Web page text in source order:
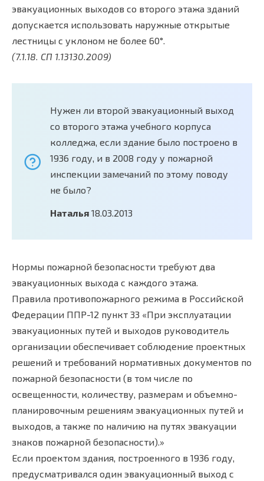
эвакуационных выходов со второго этажа зданий
допускается использовать наружные открытые
лестницы с уклоном не более 60°.
(7.1.18. СП 1.13130.2009)
Нужен ли второй эвакуационный выход
со второго этажа учебного корпуса
колледжа, если здание было построено в
1936 году, и в 2008 году у пожарной
инспекции замечаний по этому поводу
не было?
Наталья 18.03.2013
Нормы пожарной безопасности требуют два
эвакуационных выхода с каждого этажа.
Правила противопожарного режима в Российской
Федерации ППР-12 пункт 33 «При эксплуатации
эвакуационных путей и выходов руководитель
организации обеспечивает соблюдение проектных
решений и требований нормативных документов по
пожарной безопасности (в том числе по
освещенности, количеству, размерам и объемно-
планировочным решениям эвакуационных путей и
выходов, а также по наличию на путях эвакуации
знаков пожарной безопасности).»
Если проектом здания, построенного в 1936 году,
предусматривался один эвакуационный выход с